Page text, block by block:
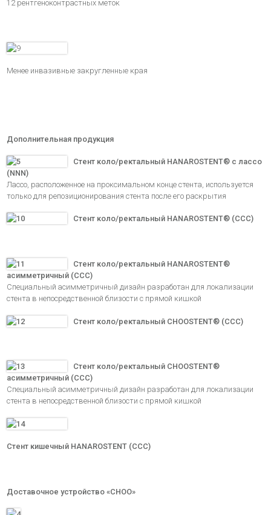
12 рентгеноконтрастных меток
Менее инвазивные закругленные края
Дополнительная продукция
Стент коло/ректальный HANAROSTENT® с лассо
(NNN)
Лассо, расположенное на проксимальном конце стента, используется
только для репозиционирования стента после его раскрытия
Стент коло/ректальный HANAROSTENT® (ССС)
Стент коло/ректальный HANAROSTENT®
асимметричный (ССС)
Специальный асимметричный дизайн разработан для локализации
стента в непосредственной близости с прямой кишкой
Стент коло/ректальный CHOOSTENT® (ССС)
Стент коло/ректальный CHOOSTENT®
асимметричный (ССС)
Специальный асимметричный дизайн разработан для локализации
стента в непосредственной близости с прямой кишкой
Стент кишечный HANAROSTENT (ССС)
Доставочное устройство «CHOO»